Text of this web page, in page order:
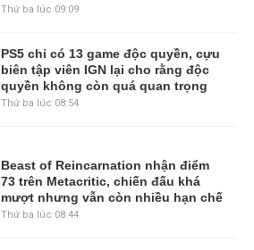
Thứ ba lúc 09:09
PS5 chỉ có 13 game độc quyền, cựu
biên tập viên IGN lại cho rằng độc
quyền không còn quá quan trọng
Thứ ba lúc 08:54
Beast of Reincarnation nhận điểm
73 trên Metacritic, chiến đấu khá
mượt nhưng vẫn còn nhiều hạn chế
Thứ ba lúc 08:44